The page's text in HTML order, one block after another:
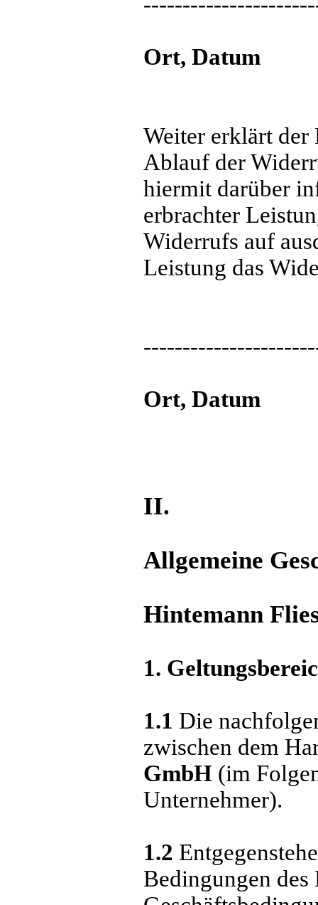
Ort,
Weiter erklärt der
Ablauf der
hiermit darüber
erbrachter
Widerrufs auf
Leistung das
Ort,
II.
Allgemeine
Hintemann
1.
1.1 Die
zwischen dem
GmbH(im
Unternehmer).
1.2
Bedingungen